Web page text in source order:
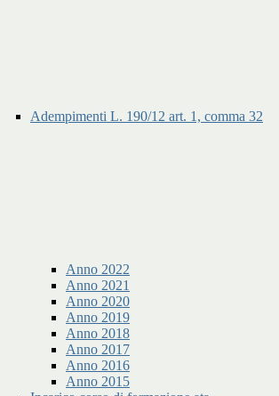
Adempimenti L. 190/12 art. 1, comma 32
Anno 2022
Anno 2021
Anno 2020
Anno 2019
Anno 2018
Anno 2017
Anno 2016
Anno 2015